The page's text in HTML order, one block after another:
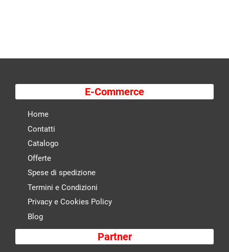
E-Commerce
Home
Contatti
Catalogo
Offerte
Spese di spedizione
Termini e Condizioni
Privacy e Cookies Policy
Blog
Partner